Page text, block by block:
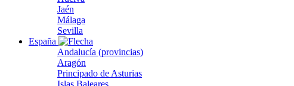
Jaén
Málaga
Sevilla
España
Andalucía (provincias)
Aragón
Principado de Asturias